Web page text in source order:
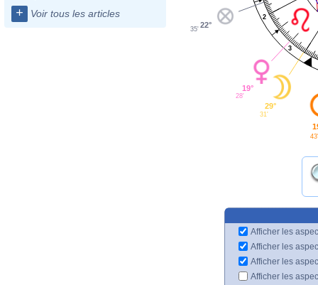
+ Voir tous les articles 2
3
22°
35'
19°
28'
29°
31'
Afficher les
Afficher les
Afficher les
Afficher les